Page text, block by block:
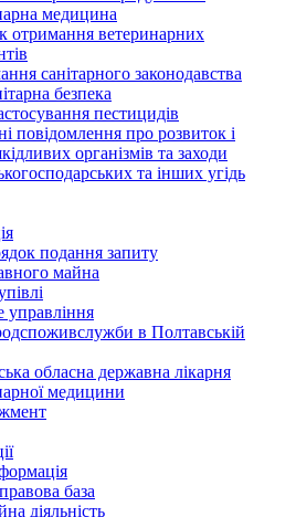
медицина
отримання ветеринарних
санітарного законодавства
безпека
пестицидів
повідомлення про розвиток і
організмів та заходи
та інших угідь
подання запиту
майна
управління
в Полтавській
обласна державна лікарня
медицини
база
діяльність